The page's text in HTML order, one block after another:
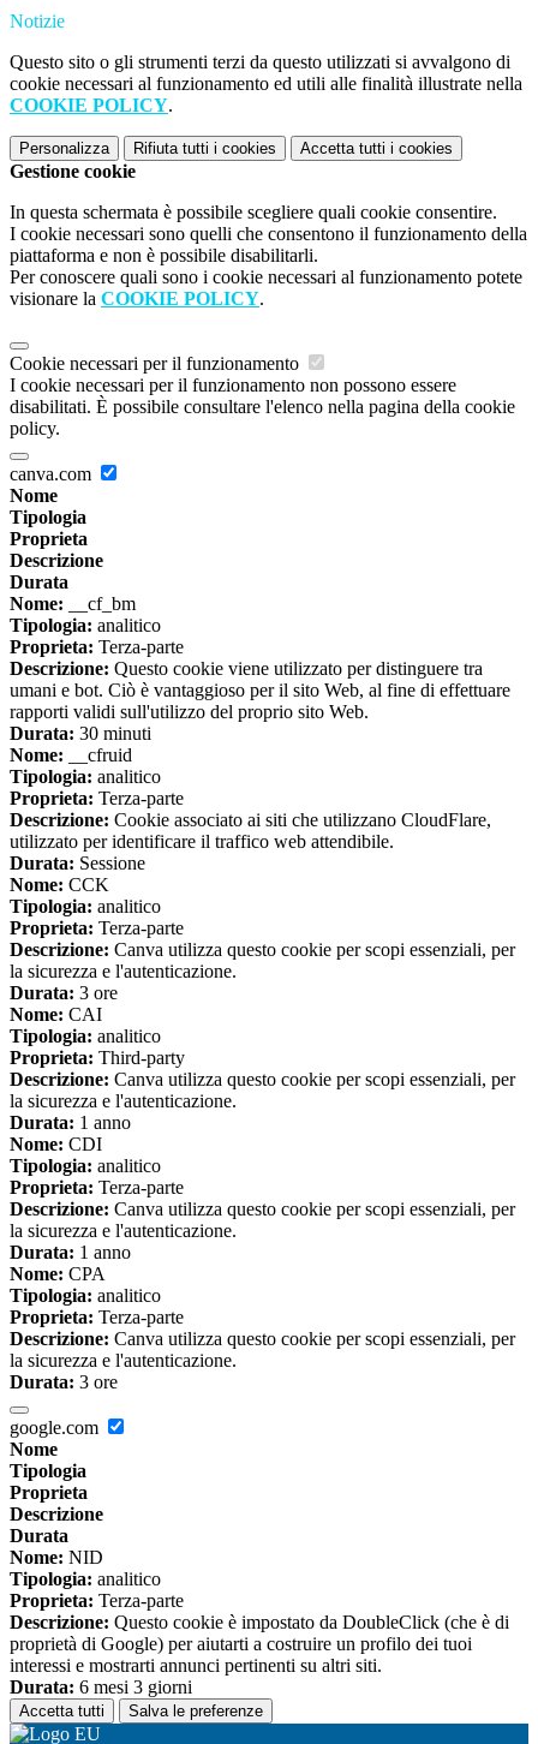
Notizie
Questo sito o gli strumenti terzi da questo utilizzati si avvalgono di
cookie necessari al funzionamento ed utili alle finalità illustrate nella
COOKIE POLICY.
Personalizza Rifiuta tutti i cookies Accetta tutti i cookies
Gestione cookie
In questa schermata è possibile scegliere quali cookie consentire.
I cookie necessari sono quelli che consentono il funzionamento della
piattaforma e non è possibile disabilitarli.
Per conoscere quali sono i cookie necessari al funzionamento potete
visionare la COOKIE POLICY.
Cookie necessari per il funzionamento
I cookie necessari per il funzionamento non possono essere
disabilitati. È possibile consultare l'elenco nella pagina della cookie
policy.
canva.com
Nome
Tipologia
Proprieta
Descrizione
Durata
Nome: __cf_bm
Tipologia: analitico
Proprieta: Terza-parte
Descrizione: Questo cookie viene utilizzato per distinguere tra
umani e bot. Ciò è vantaggioso per il sito Web, al fine di effettuare
rapporti validi sull'utilizzo del proprio sito Web.
Durata: 30 minuti
Nome: __cfruid
Tipologia: analitico
Proprieta: Terza-parte
Descrizione: Cookie associato ai siti che utilizzano CloudFlare,
utilizzato per identificare il traffico web attendibile.
Durata: Sessione
Nome: CCK
Tipologia: analitico
Proprieta: Terza-parte
Descrizione: Canva utilizza questo cookie per scopi essenziali, per
la sicurezza e l'autenticazione.
Durata: 3 ore
Nome: CAI
Tipologia: analitico
Proprieta: Third-party
Descrizione: Canva utilizza questo cookie per scopi essenziali, per
la sicurezza e l'autenticazione.
Durata: 1 anno
Nome: CDI
Tipologia: analitico
Proprieta: Terza-parte
Descrizione: Canva utilizza questo cookie per scopi essenziali, per
la sicurezza e l'autenticazione.
Durata: 1 anno
Nome: CPA
Tipologia: analitico
Proprieta: Terza-parte
Descrizione: Canva utilizza questo cookie per scopi essenziali, per
la sicurezza e l'autenticazione.
Durata: 3 ore
google.com
Nome
Tipologia
Proprieta
Descrizione
Durata
Nome: NID
Tipologia: analitico
Proprieta: Terza-parte
Descrizione: Questo cookie è impostato da DoubleClick (che è di
proprietà di Google) per aiutarti a costruire un profilo dei tuoi
interessi e mostrarti annunci pertinenti su altri siti.
Durata: 6 mesi 3 giorni
Accetta tutti Salva le preferenze